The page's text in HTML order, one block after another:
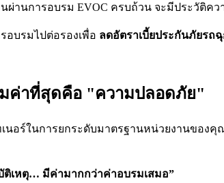
านการอบรม EVOC ครบถ้วน จะมีประวัติคว
อบรมไปต่อรองเพื่อ ลดอัตราเบี้ยประกันภัยรถ
ค่าที่สุดคือ "ความปลอดภัย"
เนอร์ในการยกระดับมาตรฐานหน่วยงานขอ
เหตุ… มีค่ามากกว่าค่าอบรมเสมอ”